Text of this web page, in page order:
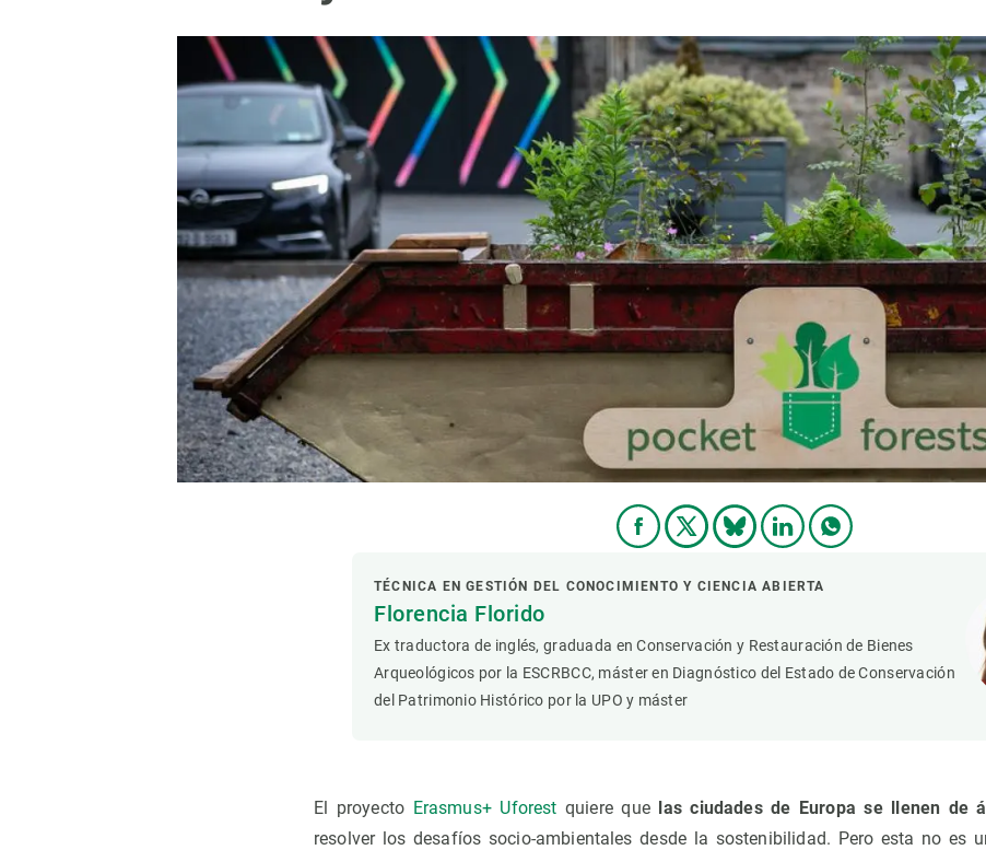
TÉCNICA EN GESTIÓN DEL CONOCIMIENTO Y CIENCIA ABIERTA
Florencia Florido
Ex traductora de inglés, graduada en Conservación y Restauración de Bienes
Arqueológicos por la ESCRBCC, máster en Diagnóstico del Estado de Conservación
del Patrimonio Histórico por la UPO y máster
El proyecto Erasmus+ Uforest quiere que las ciudades de Europa se llenen de
resolver los desafíos socio-ambientales desde la sostenibilidad. Pero esta no es
Equidad, Diversidad e Inclusión (EDI)
Ciencia abierta y gestión del conocimiento
Documentación
Temas transversales
Publicaciones
Synthesis Actions
Visitante
Un lugar
Te
NOTICIAS Y AGENDA
Eventos anteriores
Cambio global
Funcionamiento de los ecosistemas